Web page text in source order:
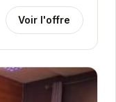
Voir l'offre